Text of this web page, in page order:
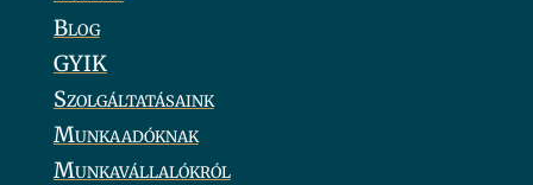
Blog
GYIK
Szolgáltatásaink
Munkaadóknak
Munkavállalókról